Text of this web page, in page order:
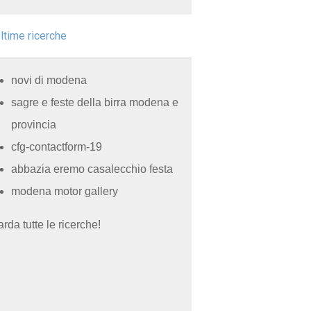
ricerche
novi di modena
sagre e feste della birra modena e
provincia
cfg-contactform-19
abbazia eremo casalecchio festa
modena motor gallery
tutte le ricerche!